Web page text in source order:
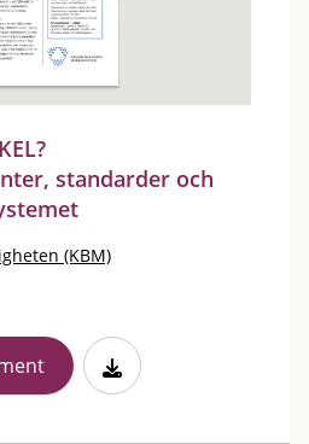
standarder och
(KBM)